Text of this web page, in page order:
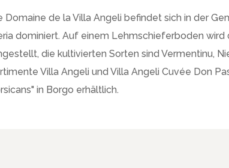
Domaine de la Villa Angeli befindet sich in der
dominiert. Auf einem Lehmschieferboden
die kultivierten Sorten sind Vermentinu,
Villa Angeli und Villa Angeli Cuvée Don
in Borgo erhältlich.